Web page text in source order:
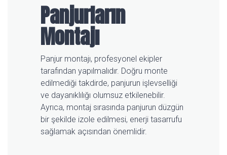
Panjurların
Montajı
Panjur montajı, profesyonel ekipler
tarafından yapılmalıdır. Doğru monte
edilmediği takdirde, panjurun işlevselliği
ve dayanıklılığı olumsuz etkilenebilir.
Ayrıca, montaj sırasında panjurun düzgün
bir şekilde izole edilmesi, enerji tasarrufu
sağlamak açısından önemlidir.